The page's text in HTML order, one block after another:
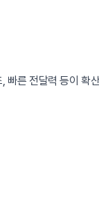
빠른 전달력 등이